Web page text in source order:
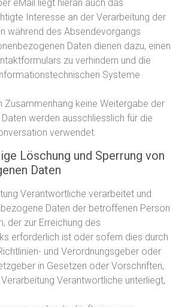
eMail liegt hieran auch das
Interesse an der Verarbeitung der
während des Absendevorgangs
Daten dienen dazu, einen
zu verhindern und die
Systeme
Zusammenhang keine Weitergabe der
werden ausschliesslich für die
verwendet.
Löschung und Sperrung von
Daten
Verantwortliche verarbeitet und
Daten der betroffenen Person
der zur Erreichung des
erforderlich ist oder sofern dies durch
und Verordnungsgeber oder
in Gesetzen oder Vorschriften,
Verantwortliche unterliegt,